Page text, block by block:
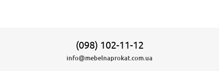
(098) 102-11-12
info@mebelnaprokat.com.ua